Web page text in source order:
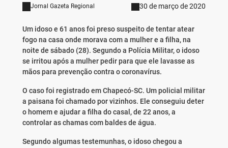
Jornal Gazeta Regional 30 de março de 2020
Um idoso e 61 anos foi preso suspeito de tentar atear
fogo na casa onde morava com a mulher e a filha, na
noite de sábado (28). Segundo a Polícia Militar, o idoso
se irritou após a mulher pedir para que ele lavasse as
mãos para prevenção contra o coronavírus.
O caso foi registrado em Chapecó-SC. Um policial militar
a paisana foi chamado por vizinhos. Ele conseguiu deter
o homem e ajudar a filha do casal, de 22 anos, a
controlar as chamas com baldes de água.
Segundo algumas testemunhas, o idoso chegou a